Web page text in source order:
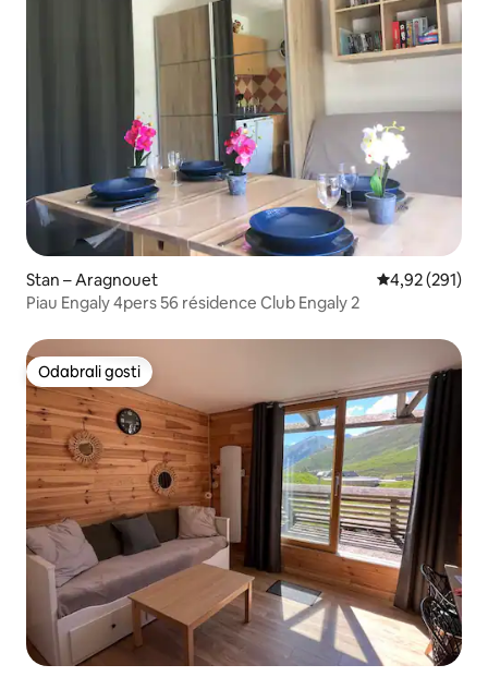
Stan – Aragnouet Prosječna
4,92 (291)
Piau Engaly 4pers 56 résidence Club Engaly 2
Odabrali gosti
Odabrali gosti